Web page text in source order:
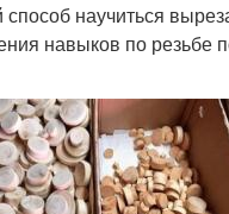
научиться
навыков по резьбе